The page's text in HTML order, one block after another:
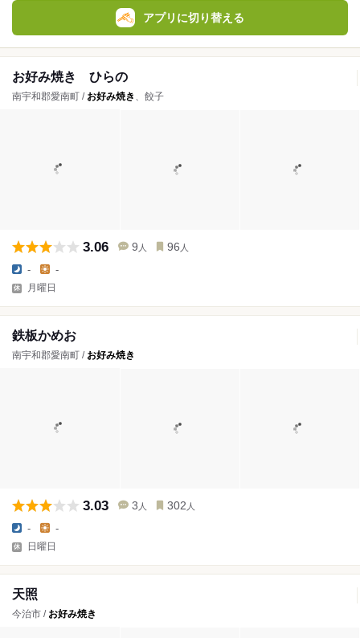
アプリに切り替える
お好み焼き ひらの
南宇和郡愛南町 / お好み焼き 、餃子
3.06 9 人 96 人
- -
月曜日
鉄板かめお
南宇和郡愛南町 / お好み焼き
3.03 3 人 302 人
- -
日曜日
天照
今治市 / お好み焼き